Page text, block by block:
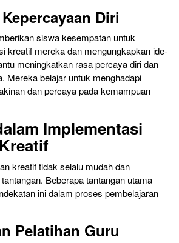
Diri
siswa kesempatan untuk
kreatif mereka dan mengungkapkan ide-
meningkatkan rasa percaya diri dan
Mereka belajar untuk menghadapi
dan percaya pada kemampuan
Implementasi
kreatif tidak selalu mudah dan
Beberapa tantangan utama
ini dalam proses pembelajaran
Pelatihan Guru